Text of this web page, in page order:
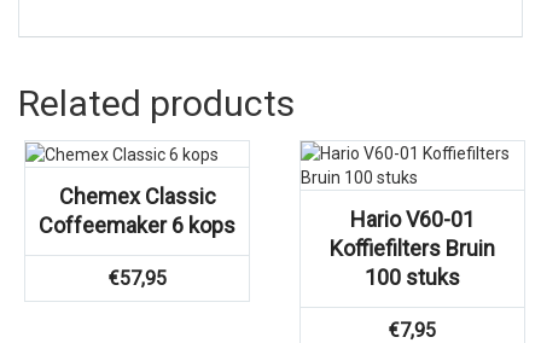
Related products
Chemex Classic
Coffeemaker 6 kops
€57,95
Hario V60-01
Koffiefilters Bruin
100 stuks
€7,95